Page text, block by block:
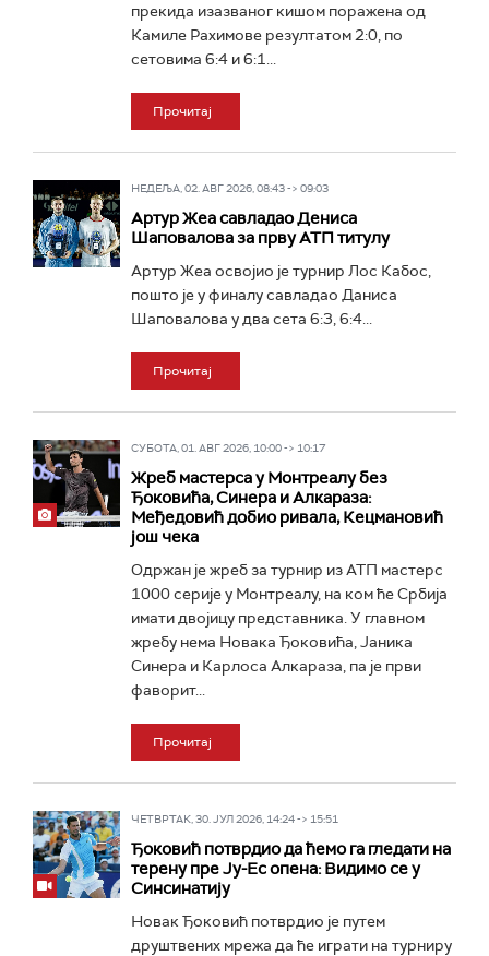
прекида изазваног кишом поражена од
Камиле Рахимове резултатом 2:0, по
сетовима 6:4 и 6:1...
Прочитај
НЕДЕЉА, 02. АВГ 2026, 08:43 -> 09:03
Артур Жеа савладао Дениса
Шаповалова за прву АТП титулу
Артур Жеа освојио је турнир Лос Кабос,
пошто је у финалу савладао Даниса
Шаповалова у два сета 6:3, 6:4...
Прочитај
СУБОТА, 01. АВГ 2026, 10:00 -> 10:17
Жреб мастерса у Монтреалу без
Ђоковића, Синера и Алкараза:
Међедовић добио ривала, Кецмановић
још чека
Одржан је жреб за турнир из АТП мастерс
1000 серије у Монтреалу, на ком ће Србија
имати двојицу представника. У главном
жребу нема Новака Ђоковића, Јаника
Синера и Карлоса Алкараза, па је први
фаворит...
Прочитај
ЧЕТВРТАК, 30. ЈУЛ 2026, 14:24 -> 15:51
Ђоковић потврдио да ћемо га гледати на
терену пре Ју-Ес опена: Видимо се у
Синсинатију
Новак Ђоковић потврдио је путем
друштвених мрежа да ће играти на турниру